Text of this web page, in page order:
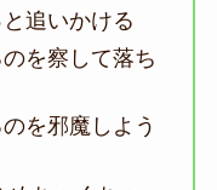
追いかける
を察して落ち
を邪魔しよう